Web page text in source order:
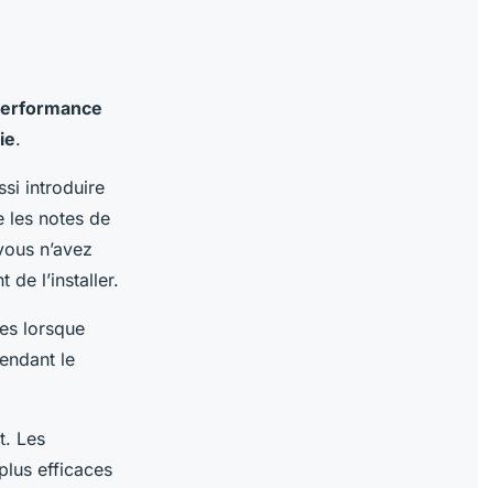
.
introduire
les notes de
n’avez
de l’installer.
lorsque
le
Les
efficaces